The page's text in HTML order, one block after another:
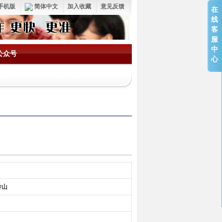
意见反馈
加入收藏
简体中文
机版
众号
山
在
线
客
服
中
心